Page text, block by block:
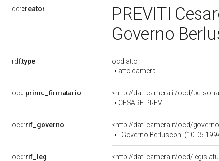
dc:creator
PREVITI
Governo
rdf:type
ocd:atto
atto camera
ocd:primo_firmatario
<http://dati.camera.it/ocd/
CESARE PREVITI
ocd:rif_governo
<http://dati.camera.it/ocd/
I Governo Berlusconi
ocd:rif_leg
<http://dati.camera.it/ocd/